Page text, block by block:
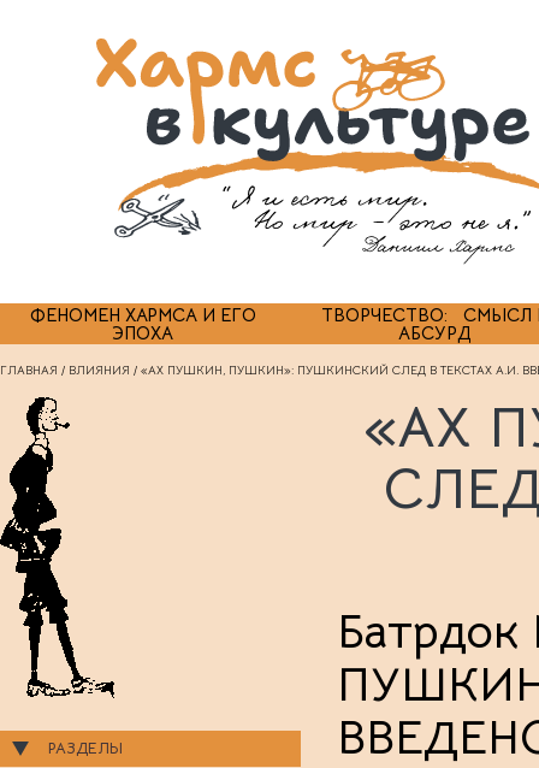
ФЕНОМЕН ХАРМСА И ЕГО
ЭПОХА
ТВОРЧЕСТВО: СМЫСЛ
АБСУРД
ГЛАВНАЯ / ВЛИЯНИЯ / «АХ ПУШКИН, ПУШКИН»: ПУШКИНСКИЙ СЛЕД В ТЕКСТАХ А.И.
РАЗДЕЛЫ
«АХ